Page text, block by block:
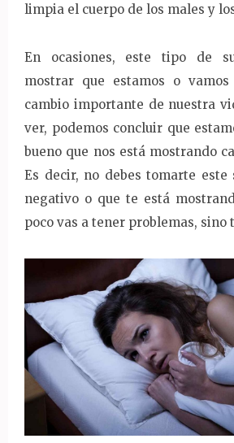
limpia el cuerpo de los males y
En ocasiones, este tipo de
mostrar que estamos o
cambio importante de nuestra
ver, podemos concluir que
bueno que nos está mostrando
Es decir, no debes tomarte este
negativo o que te está
poco vas a tener problemas, sino